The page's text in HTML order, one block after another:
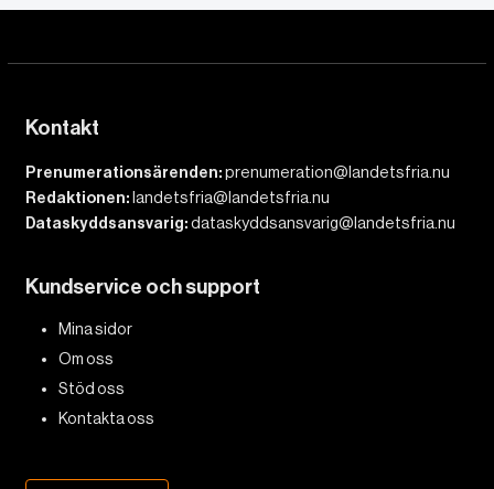
Kontakt
Prenumerationsärenden:prenumeration@landetsfria.nu
Redaktionen: landetsfria@landetsfria.nu
Dataskyddsansvarig:dataskyddsansvarig@landetsfria.nu
Kundservice och support
Mina sidor
Om oss
Stöd oss
Kontakta oss